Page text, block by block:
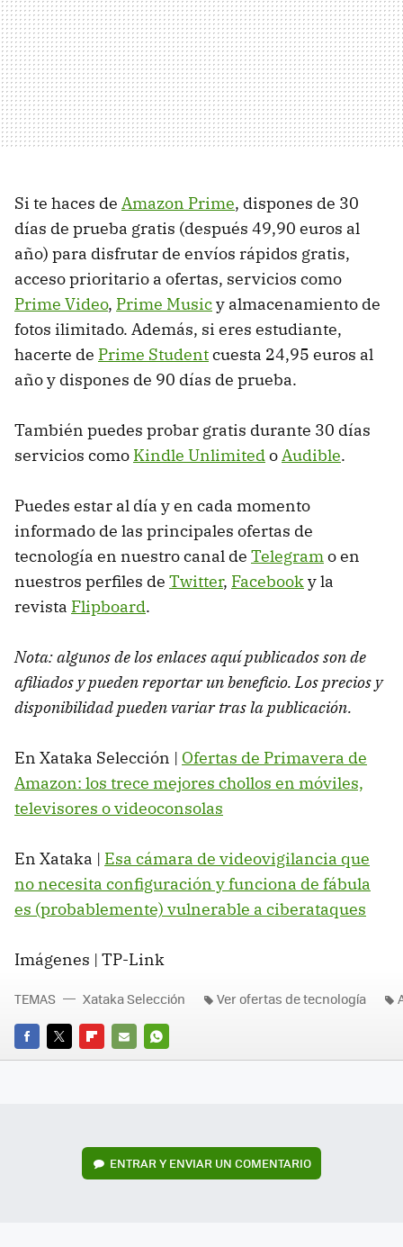
Si te haces de Amazon Prime, dispones de 30
días de prueba gratis (después 49,90 euros al
año) para disfrutar de envíos rápidos gratis,
acceso prioritario a ofertas, servicios como
Prime Video, Prime Musicy almacenamiento de
fotos ilimitado. Además, si eres estudiante,
hacerte de Prime Studentcuesta 24,95 euros al
año y dispones de 90 días de prueba.
También puedes probar gratis durante 30 días
servicios como Kindle UnlimitedoAudible.
Puedes estar al día y en cada momento
informado de las principales ofertas de
tecnología en nuestro canal de Telegramo en
nuestros perfiles de Twitter, Facebooky la
revista Flipboard.
Nota: algunos de los enlaces aquí publicados son de
afiliados y pueden reportar un beneficio. Los precios y
disponibilidad pueden variar tras la publicación.
En Xataka Selección | Ofertas de Primavera de
Amazon: los trece mejores chollos en móviles,
televisores o videoconsolas
En Xataka | Esa cámara de videovigilancia que
no necesita configuración y funciona de fábula
es (probablemente) vulnerable a ciberataques
Imágenes | TP-Link
FACEBOOK
TWITTERFLIPBOARD
E-
WHATSAPP
TEMAS Xataka Selección Ver ofertas de tecnología
ENTRAR Y ENVIAR UN COMENTARIO